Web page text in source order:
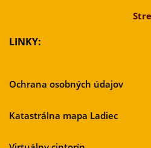
LINKY:
Ochrana osobných údajov
Katastrálna mapa Ladiec